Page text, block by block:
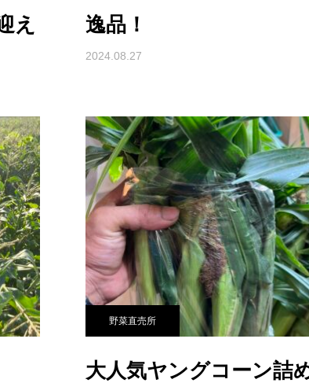
え
逸品！
2024.08.27
野菜直売所
大人気ヤングコーン詰